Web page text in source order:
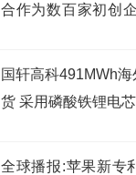
合作为数百家初创
国轩高科491MWh
货 采用磷酸铁锂电芯
全球播报:苹果新专